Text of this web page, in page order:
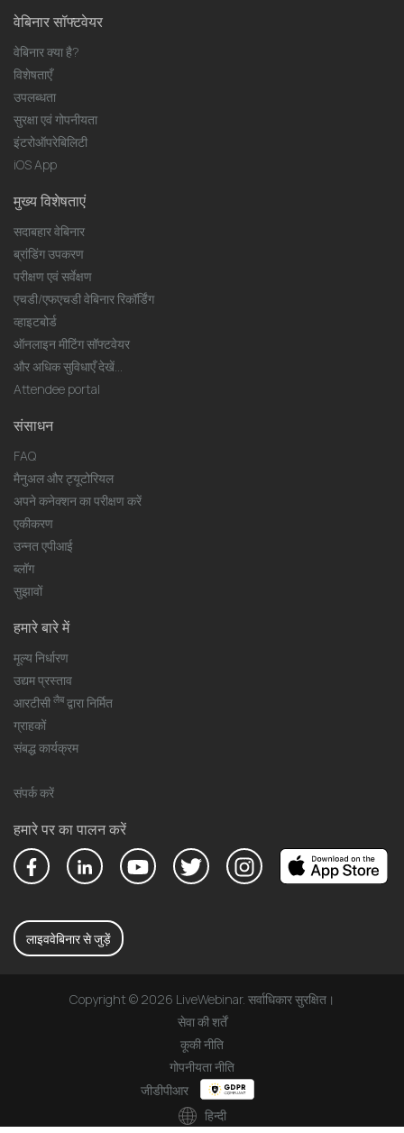
वेबिनार सॉफ्टवेयर
वेबिनार क्या है?
विशेषताएँ
उपलब्धता
सुरक्षा एवं गोपनीयता
इंटरोऑपरेबिलिटी
iOS App
मुख्य विशेषताएं
सदाबहार वेबिनार
ब्रांडिंग उपकरण
परीक्षण एवं सर्वेक्षण
एचडी/एफएचडी वेबिनार रिकॉर्डिंग
व्हाइटबोर्ड
ऑनलाइन मीटिंग सॉफ्टवेयर
और अधिक सुविधाएँ देखें...
Attendee portal
संसाधन
FAQ
मैनुअल और ट्यूटोरियल
अपने कनेक्शन का परीक्षण करें
एकीकरण
उन्नत एपीआई
ब्लॉग
सुझावों
हमारे बारे में
मूल्य निर्धारण
उद्यम प्रस्ताव
आरटीसी लैबद्वारा निर्मित
ग्राहकों
संबद्ध कार्यक्रम
संपर्क करें
हमारे पर का पालन करें
लाइववेबिनार से जुड़ें
Copyright © 2026 LiveWebinar. सर्वाधिकार सुरक्षित।
सेवा की शर्तें
कूकी नीति
गोपनीयता नीति
जीडीपीआर
हिन्दी